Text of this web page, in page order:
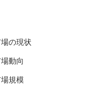
の現状
動向
規模